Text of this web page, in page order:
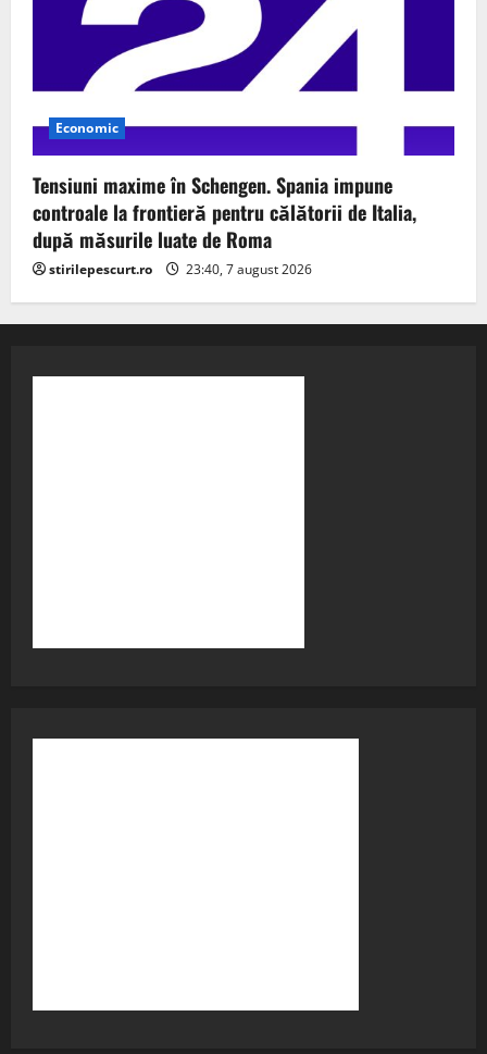
Economic
Tensiuni maxime în Schengen. Spania impune
controale la frontieră pentru călătorii de Italia,
după măsurile luate de Roma
stirilepescurt.ro 23:40, 7 august 2026